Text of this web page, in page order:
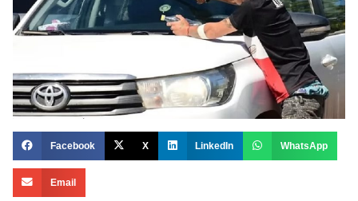
Facebook X LinkedIn WhatsApp
Email